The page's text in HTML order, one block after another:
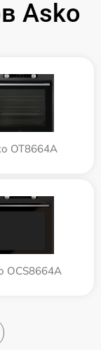
Asko
OT8664A
OCS8664A